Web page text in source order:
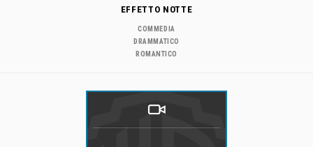
EFFETTO NOTTE
COMMEDIA
DRAMMATICO
ROMANTICO